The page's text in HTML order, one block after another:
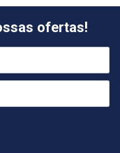
ofertas!